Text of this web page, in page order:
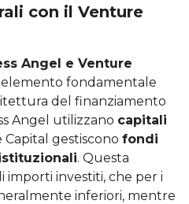
con il Venture
Angel e Venture
fondamentale
del finanziamento
Angel utilizzano capitali
gestiscono fondi
. Questa
investiti, che per i
inferiori, mentre